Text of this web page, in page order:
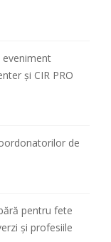
eveniment
și CIR PRO
de
pentru fete
și profesiile